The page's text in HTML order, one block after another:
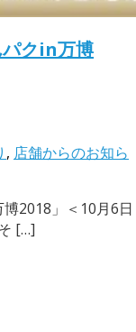
パクin万博
, 店舗からのお知ら
2018」＜10月6日
[…]